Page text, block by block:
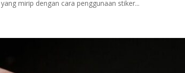
mirip dengan cara penggunaan stiker...